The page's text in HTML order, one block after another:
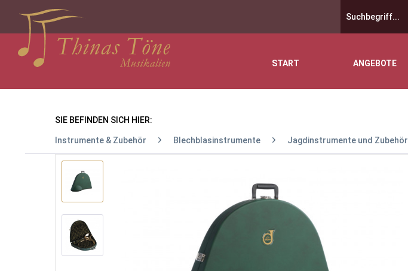
START ANGEBOTE
SIE BEFINDEN SICH HIER:
Instrumente & Zubehör Blechblasinstrumente Jagdinstrumente und Zubehör